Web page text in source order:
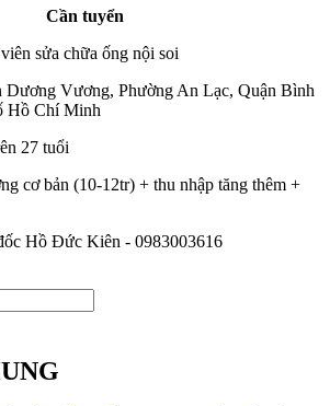
Cần tuyển
sửa chữa ống nội soi
Vương, Phường An Lạc, Quận Bình
Hồ Chí Minh
27 tuổi
cơ bản (10-12tr) + thu nhập tăng thêm +
Hồ Đức Kiên - 0983003616